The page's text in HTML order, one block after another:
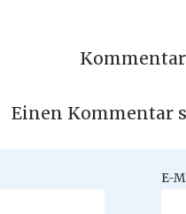
Einen Kommentar
E-